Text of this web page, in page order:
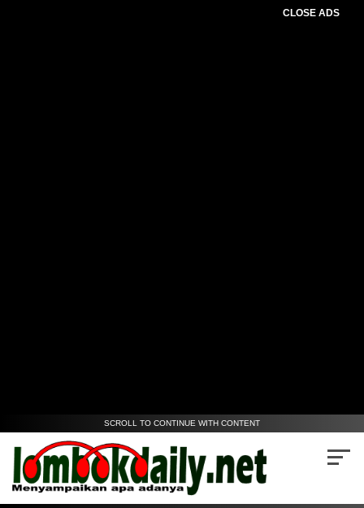
CLOSE ADS
SCROLL TO CONTINUE WITH CONTENT